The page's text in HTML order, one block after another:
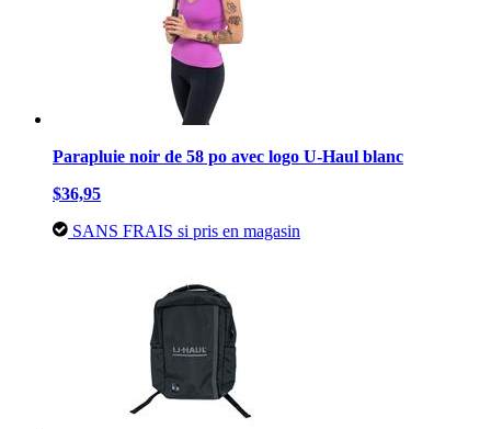
Parapluie noir de 58 po avec logo U-Haul blanc
$36,95
SANS FRAIS si pris en magasin